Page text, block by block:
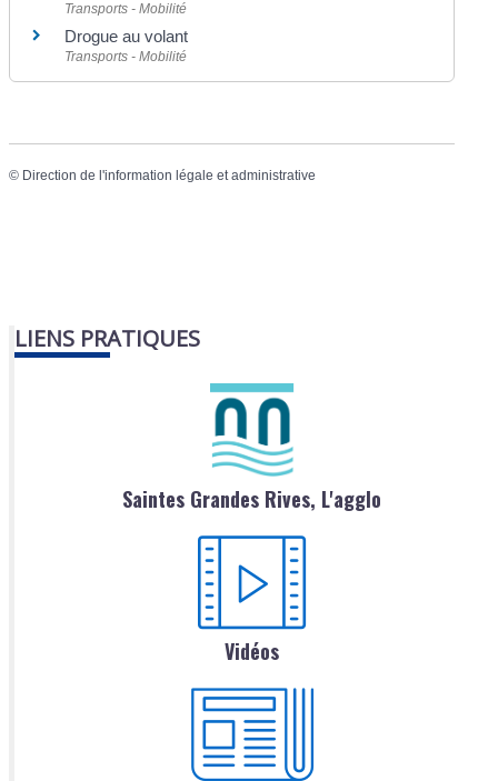
Transports - Mobilité
Drogue au volant
Transports - Mobilité
© Direction de l'information légale et administrative
LIENS PRATIQUES
Saintes Grandes Rives, L'agglo
Vidéos